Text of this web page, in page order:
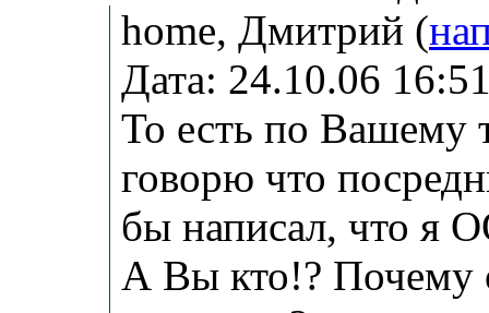
home, Дмитрий (
Дата: 24.10.06
То есть по Вашему
говорю что
бы написал, что я
А Вы кто!? Почему